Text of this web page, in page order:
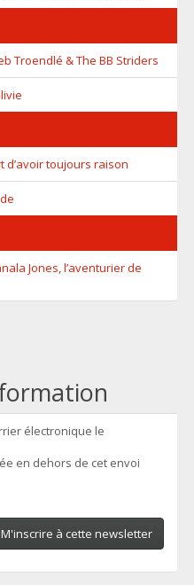
Troendlé & The BB Striders
d’avoir toujours raison
Jones, l’aventurier de
électronique le
en dehors de cet envoi
M'inscrire à cette newsletter